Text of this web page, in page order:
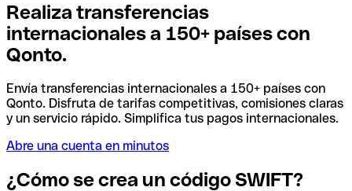
Realiza transferencias
internacionales a 150+ países con
Qonto.
Envía transferencias internacionales a 150+ países con
Qonto. Disfruta de tarifas competitivas, comisiones claras
y un servicio rápido. Simplifica tus pagos internacionales.
Abre una cuenta en minutos
¿Cómo se crea un código SWIFT?